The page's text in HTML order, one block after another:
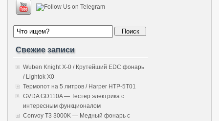
Свежие записи
Wuben Knight X-0 / Крутейший EDC фонарь
/ Lightok X0
Термопот на 5 литров / Harper HTP-5T01
GVDA GD110A — Тестер электрика с
интересным функционалом
Convoy T3 3000K — Медный фонарь с